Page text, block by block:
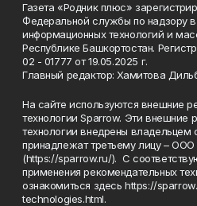
Газета «Родник плюс»
Федеральной службы по надзору
информационных технологий и
Республике Башкортостан.
02 - 01777 от 19.05.2025 г.
Главный редактор: Хамитова
На сайте используются внешние
технологии Sparrow. Эти внешние
технологии внедрены владельцем
принадлежат третьему лицу –
(https://sparrow.ru/). С
применения рекомендательных
ознакомиться здесь https://
technologies.html.